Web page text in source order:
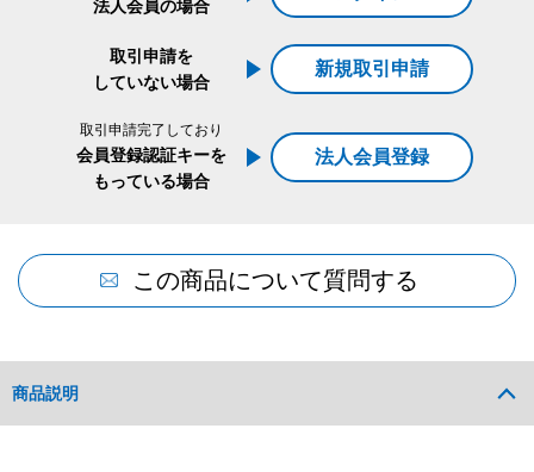
法人会員の場合
取引申請を
していない場合
新規取引申請
取引申請完了しており
会員登録認証キーを
もっている場合
法人会員登録
この商品について質問する
商品説明